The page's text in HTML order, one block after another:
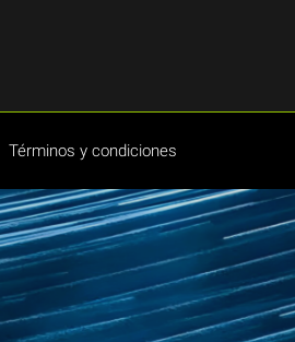
Términos y condiciones